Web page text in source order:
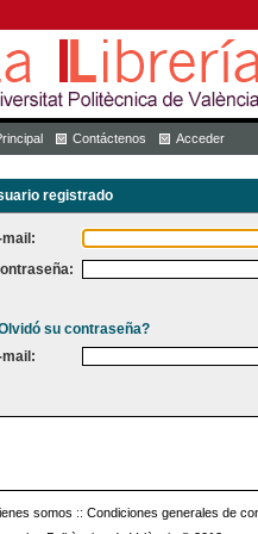
Contáctenos Acceder
registrado
mail:
su contraseña?
mail:
somos :: Condiciones generales de